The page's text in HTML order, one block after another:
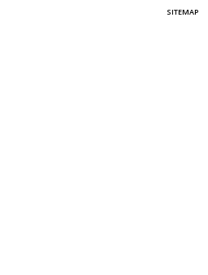
SITEMAP